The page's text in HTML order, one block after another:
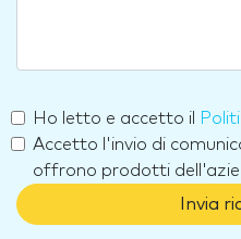
Ho letto e accetto il
Accetto l'invio di
offrono prodotti
Invia